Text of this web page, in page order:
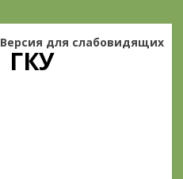
ГКУ
Версия для слабовидящих